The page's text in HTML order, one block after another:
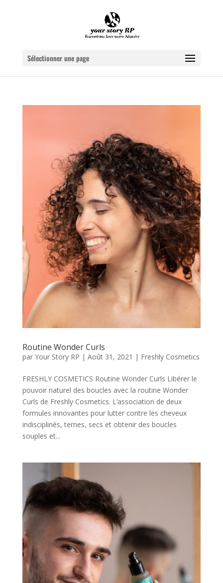
Sélectionner une page
Routine Wonder Curls
par Your Story RP | Août 31, 2021 | Freshly Cosmetics
FRESHLY COSMETICS Routine Wonder Curls Libérer le
pouvoir naturel des boucles avec la routine Wonder
Curls de Freshly Cosmetics. L’association de deux
formules innovantes pour lutter contre les cheveux
indisciplinés, ternes, secs et obtenir des boucles
souples et...